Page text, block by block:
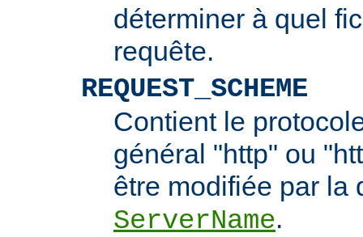
déterminer à quel
requête.
REQUEST_SCHEME
Contient le
général "http" ou
être modifiée par la
ServerName.